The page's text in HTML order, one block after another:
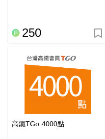
250
高鐵TGo 4000點